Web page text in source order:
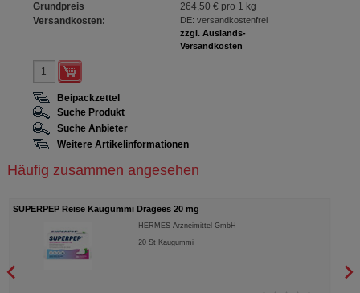
Grundpreis
264,50 €pro 1 kg
Versandkosten:
DE: versandkostenfrei
zzgl. Auslands-
Versandkosten
Beipackzettel
Suche Produkt
Suche Anbieter
Weitere Artikelinformationen
Häufig zusammen angesehen
SUPERPEP Reise Kaugummi Dragees 20 mg
HERMES Arzneimittel GmbH
20St Kaugummi